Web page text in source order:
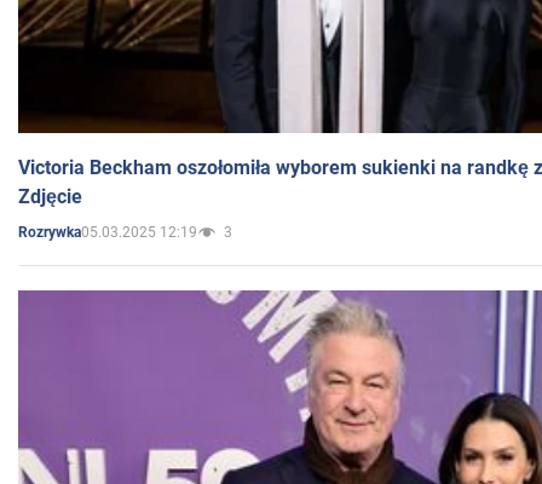
Victoria Beckham oszołomiła wyborem sukienki na randkę
Zdjęcie
Rozrywka05.03.2025 12:19 3